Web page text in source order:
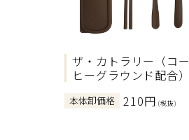
ザ・カトラリー（コー
ヒーグラウンド配合）
本体卸価格 210円 (税抜)